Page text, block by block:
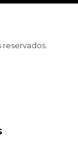
reservados.